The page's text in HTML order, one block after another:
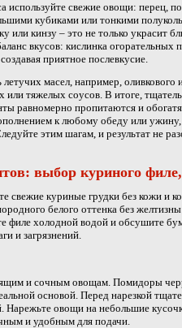
используйте свежие овощи: перец,
кубиками или тонкими
или кинзу – это не только украсит
вкусов: кислинка огорательных
приятное послевкусие.
летучих масел, например, оливкового
или тяжелых соусов. В итоге,
равномерно пропитаются и
к любому обеду или
этим шагам, и результат не
выбор куриного
свежие куриные грудки без кожи и
белого оттенка без
филе холодной водой и обсушите
и загрязнений.
и сочным овощам. Помидоры
основой. Перед нарезкой
овощи на небольшие
и удобным для подачи.